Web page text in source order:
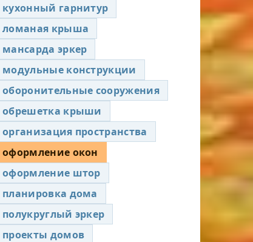
кухонный гарнитур
ломаная крыша
мансарда эркер
модульные конструкции
оборонительные сооружения
обрешетка крыши
организация пространства
оформление окон
оформление штор
планировка дома
полукруглый эркер
проекты домов